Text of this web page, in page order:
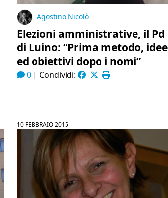
Agostino Nicolò
Elezioni amministrative, il Pd
di Luino: “Prima metodo, idee
ed obiettivi dopo i nomi”
0| Condividi:
10 FEBBRAIO 2015